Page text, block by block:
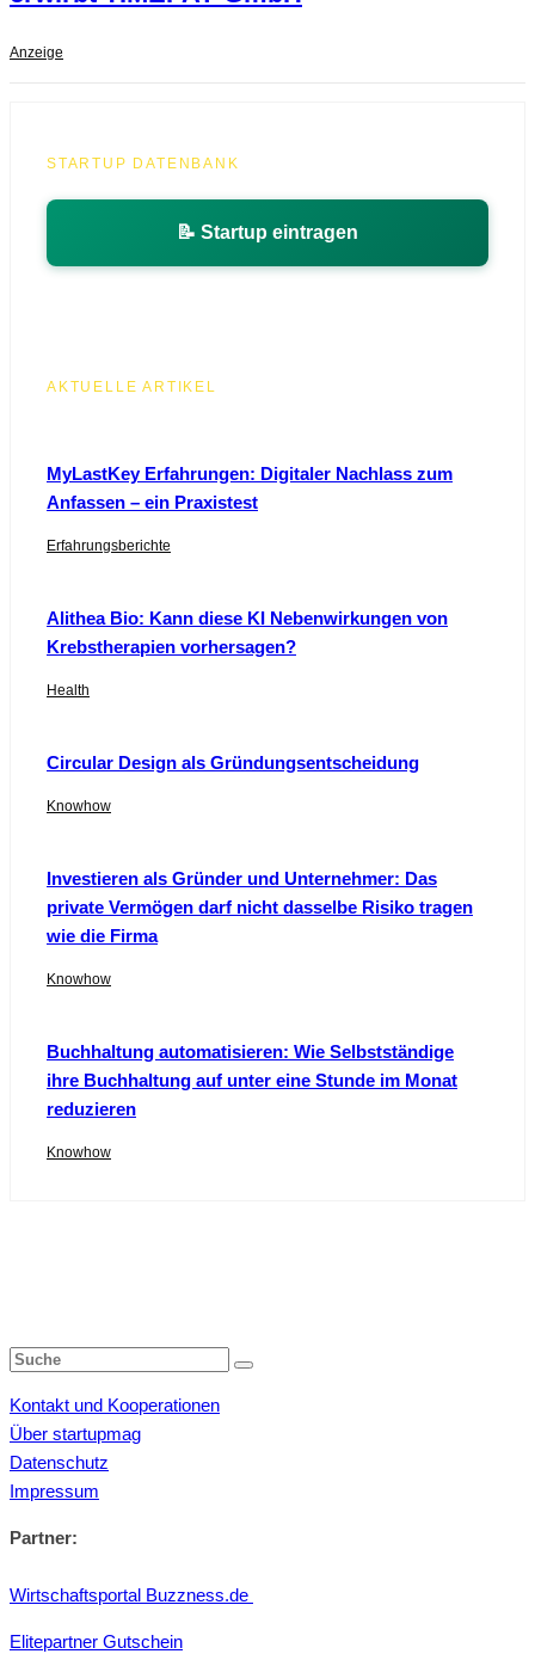
Anzeige
STARTUP DATENBANK
📝 Startup eintragen
AKTUELLE ARTIKEL
MyLastKey Erfahrungen: Digitaler Nachlass zum
Anfassen – ein Praxistest
Erfahrungsberichte
Alithea Bio: Kann diese KI Nebenwirkungen von
Krebstherapien vorhersagen?
Health
Circular Design als Gründungsentscheidung
Knowhow
Investieren als Gründer und Unternehmer: Das
private Vermögen darf nicht dasselbe Risiko tragen
wie die Firma
Knowhow
Buchhaltung automatisieren: Wie Selbstständige
ihre Buchhaltung auf unter eine Stunde im Monat
reduzieren
Knowhow
Kontakt und Kooperationen
Über startupmag
Datenschutz
Impressum
Partner:
Wirtschaftsportal Buzzness.de
Elitepartner Gutschein